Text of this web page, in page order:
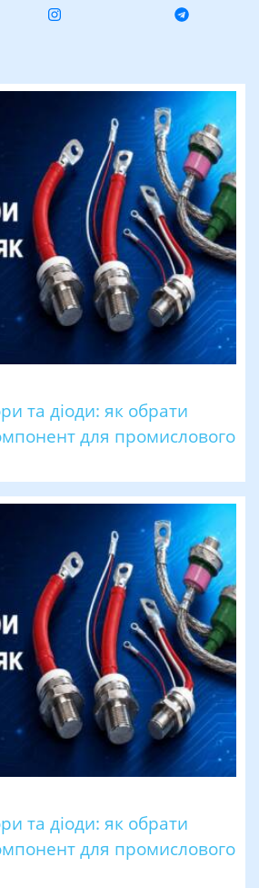
та діоди: як обрати
для промислового
та діоди: як обрати
для промислового